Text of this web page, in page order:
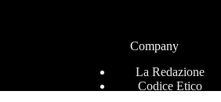
Company
La Redazione
Codice Etico